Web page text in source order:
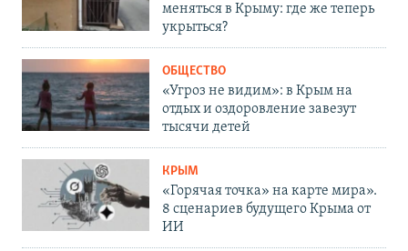
меняться в Крыму: где же теперь
укрыться?
ОБЩЕСТВО
«Угроз не видим»: в Крым на
отдых и оздоровление завезут
тысячи детей
КРЫМ
«Горячая точка» на карте мира».
8 сценариев будущего Крыма от
ИИ